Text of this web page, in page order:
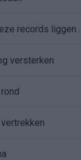
versterken